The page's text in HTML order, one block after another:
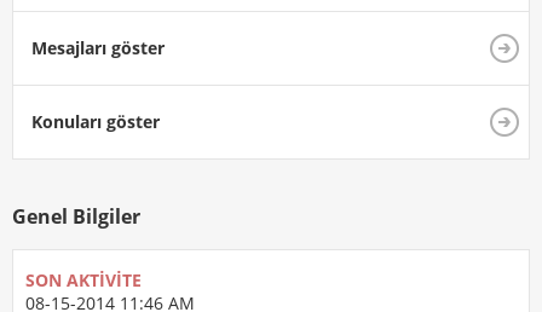
Mesajları göster
Konuları göster
Genel Bilgiler
SON AKTIVITE
08-15-2014 11:46 AM